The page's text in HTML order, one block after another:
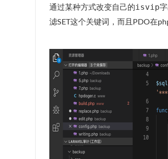
通过某种方式改变自己的isvip
滤SET这个关键词，而且PDO在